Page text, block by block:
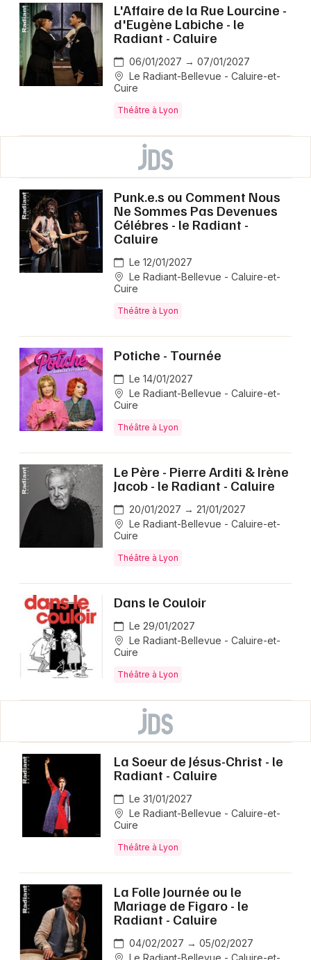
L'Affaire de la Rue Lourcine -
d'Eugène Labiche - le
Radiant - Caluire
06/01/2027 → 07/01/2027
Le Radiant-Bellevue - Caluire-et-
Cuire
Théâtre à Lyon
Punk.e.s ou Comment Nous
Ne Sommes Pas Devenues
Célébres - le Radiant -
Caluire
Le 12/01/2027
Le Radiant-Bellevue - Caluire-et-
Cuire
Théâtre à Lyon
Potiche - Tournée
Le 14/01/2027
Le Radiant-Bellevue - Caluire-et-
Cuire
Théâtre à Lyon
Le Père - Pierre Arditi & Irène
Jacob - le Radiant - Caluire
20/01/2027 → 21/01/2027
Le Radiant-Bellevue - Caluire-et-
Cuire
Théâtre à Lyon
Dans le Couloir
Le 29/01/2027
Le Radiant-Bellevue - Caluire-et-
Cuire
Théâtre à Lyon
La Soeur de Jésus-Christ - le
Radiant - Caluire
Le 31/01/2027
Le Radiant-Bellevue - Caluire-et-
Cuire
Théâtre à Lyon
La Folle Journée ou le
Mariage de Figaro - le
Radiant - Caluire
04/02/2027 → 05/02/2027
Le Radiant-Bellevue - Caluire-et-